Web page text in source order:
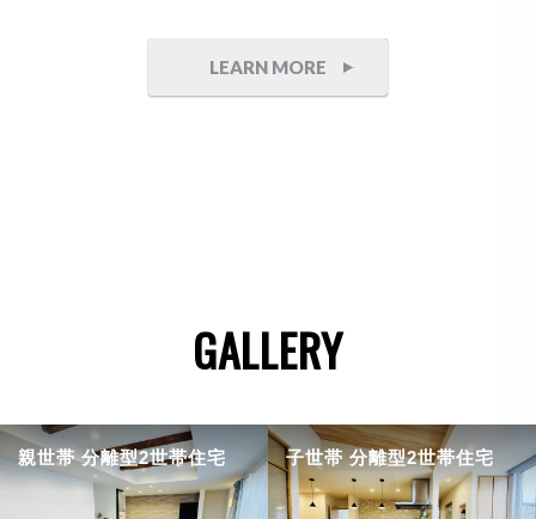
で職人さんも専属の方に依頼しております。 重厚感のある石
目とコンクリート調の仕上げ。 完成が楽しみです。 これか
LEARN MORE
GALLERY
親世帯 分離型2世帯住宅 子世帯 分離型2世帯住宅